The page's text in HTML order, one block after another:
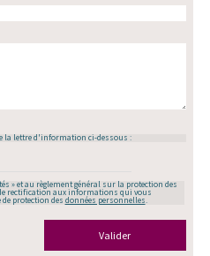
la lettre d'information ci-dessous :
» et au règlement général sur la protection des
de rectification aux informations qui vous
protection des données personnelles.
Valider